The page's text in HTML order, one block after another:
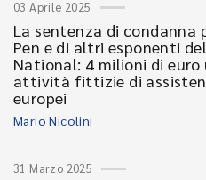
03 Aprile 2025
La sentenza di condanna
Pen e di altri esponenti
National: 4 milioni di
attività fittizie di
europei
Mario Nicolini
31 Marzo 2025